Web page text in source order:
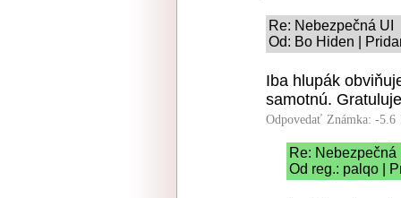
Re: Nebezpečná UI
Od: Bo Hiden |
Iba hlupák
samotnú.
Odpovedať Známka: -5.6
Re: Nebezpečná
Od reg.: palqo |